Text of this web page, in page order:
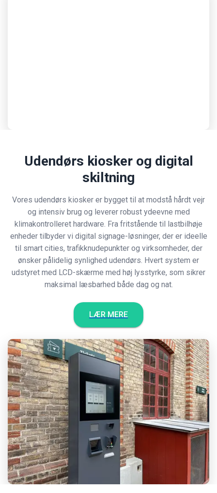
Udendørs kiosker og digital
skiltning
Vores udendørs kiosker er bygget til at modstå hårdt vejr
og intensiv brug og leverer robust ydeevne med
klimakontrolleret hardware. Fra fritstående til lastbilhøje
enheder tilbyder vi digital signage-løsninger, der er ideelle
til smart cities, trafikknudepunkter og virksomheder, der
ønsker pålidelig synlighed udendørs. Hvert system er
udstyret med LCD-skærme med høj lysstyrke, som sikrer
maksimal læsbarhed både dag og nat.
LÆR MERE